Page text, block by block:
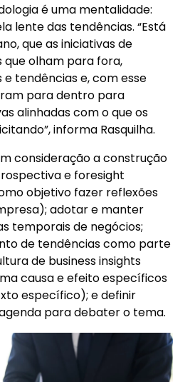
é uma mentalidade:
lente das tendências. “Está
que as iniciativas de
que olham para fora,
tendências e, com esse
para dentro para
alinhadas com o que os
informa Rasquilha.
consideração a construção
e foresight
objetivo fazer reflexões
adotar e manter
temporais de negócios;
de tendências como parte
de business insights
causa e efeito específicos
específico); e definir
para debater o tema.